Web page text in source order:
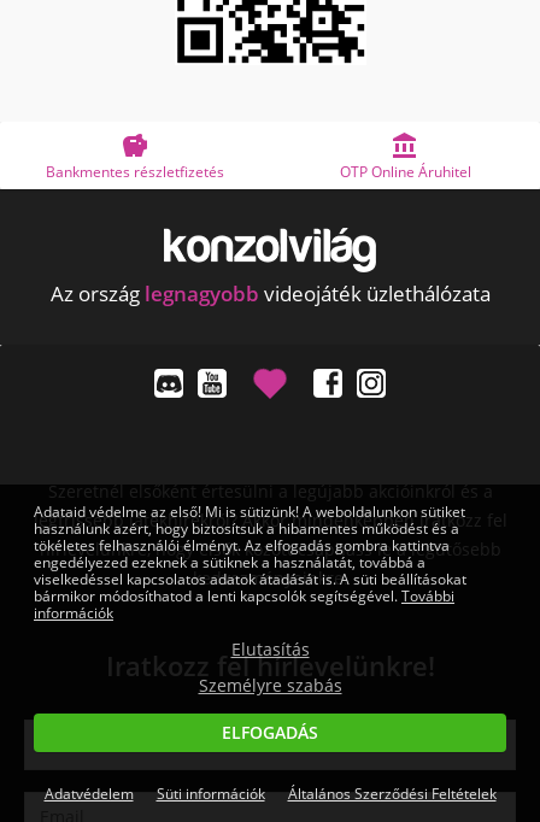
részletfizetés OTP Online Áruhitel
Az ország legnagyobb videojáték üzlethálózata
Szeretnél elsőként értesülni a legújabb akcióinkról és a
legfrissebb játékhírekről? Akkor mindenképpen iratkozz fel
hírlevelünkre, hogy elsők között csaphass le a legütősebb
kedvezményeinkre.
Iratkozz fel hírlevelünkre!
Adataid védelme az első! Mi is sütizünk! A weboldalunkon sütiket
használunk azért, hogy biztosítsuk a hibamentes működést és a
tökéletes felhasználói élményt. Az elfogadás gombra kattintva
engedélyezed ezeknek a sütiknek a használatát, továbbá a
viselkedéssel kapcsolatos adatok átadását is. A süti beállításokat
bármikor módosíthatod a lenti kapcsolók segítségével.További
információk
Elutasítás
Személyre szabás
ELFOGADÁS
Adatvédelem Süti információk Általános Szerződési Feltételek